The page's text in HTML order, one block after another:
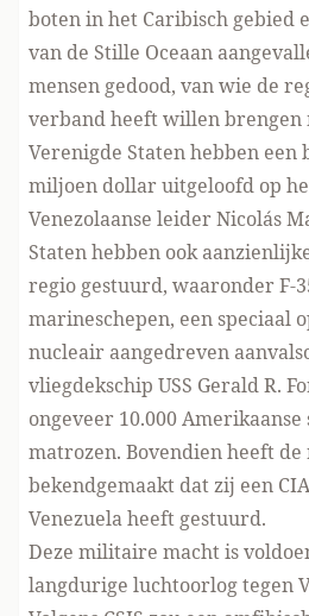
boten in het Caribisch gebied
van de Stille Oceaan
mensen gedood, van wie de
verband heeft willen brengen
Verenigde Staten hebben een
miljoen dollar uitgeloofd op
Venezolaanse leider Nicolás
Staten hebben ook
regio gestuurd, waaronder F-
marineschepen, een speciaal
nucleair aangedreven
vliegdekschip USS Gerald R.
ongeveer 10.000 Amerikaanse
matrozen. Bovendien heeft
bekendgemaakt dat zij een
Venezuela heeft gestuurd.
Deze militaire macht is
langdurige luchtoorlog tegen